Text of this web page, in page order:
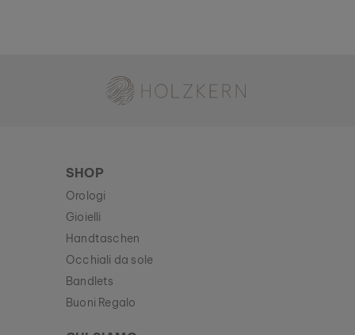
SHOP
Orologi
Gioielli
Handtaschen
Occhiali da sole
Bandlets
Buoni Regalo